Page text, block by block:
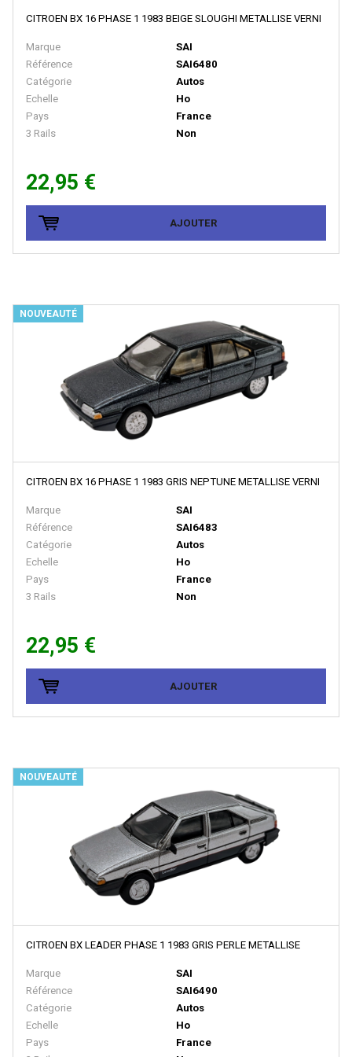
E.T.S
EFE RAIL
EFSI
EKO
ELEC-TRAINS INTERNATIONAL
ELECTROTREN
EPM
Epoche
ESU
EURO MODELL
EXACTRAIL
EXACT TRAIN
FERRO TRAIN
FISCHER
FLEISCHMANN
FRADIS - Marque Disparue, Finition Années 70
FRANCE TRAINS - Marque Disparue
GABOR
GRAHAM FARISH
GUTZOLD
HATTONS
HAXO MODELE
CITROEN BX 16 PHASE 1 1983 BEIGE SLOUGHI METALLISE VERNI
Marque
SAI
Référence
SAI6480
Catégorie
Autos
Echelle
Ho
Pays
France
3 Rails
Non
22,95 €
AJOUTER
NOUVEAUTÉ
CITROEN BX 16 PHASE 1 1983 GRIS NEPTUNE METALLISE VERNI
Marque
SAI
Référence
SAI6483
Catégorie
Autos
Echelle
Ho
Pays
France
3 Rails
Non
22,95 €
AJOUTER
NOUVEAUTÉ
CITROEN BX LEADER PHASE 1 1983 GRIS PERLE METALLISE
Marque
SAI
Référence
SAI6490
Catégorie
Autos
Echelle
Ho
Pays
France